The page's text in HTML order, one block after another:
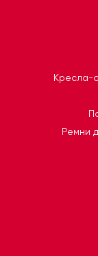
Кресла-
Ремни